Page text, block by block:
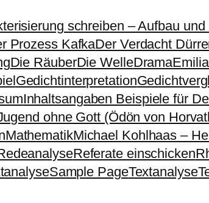
schreiben – Aufbau
Prozess KafkaDer Verdacht
Die RäuberDie WelleDrama
Gedichtinterpretation
Inhaltsangaben Beispiele für
ohne Gott (Ödön von
MathematikMichael Kohlhaas –
Referate einschicken
Sample PageTextanalyse